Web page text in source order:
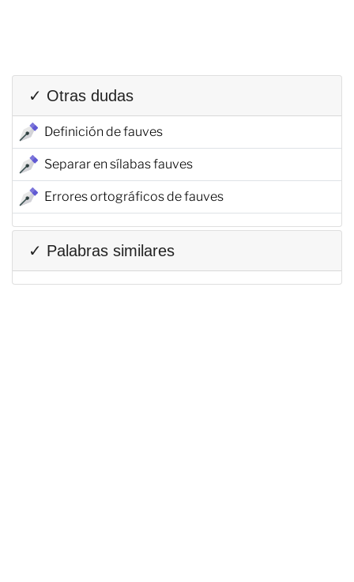
✓ Otras dudas
Definición de fauves
Separar en sílabas fauves
Errores ortográficos de fauves
✓ Palabras similares